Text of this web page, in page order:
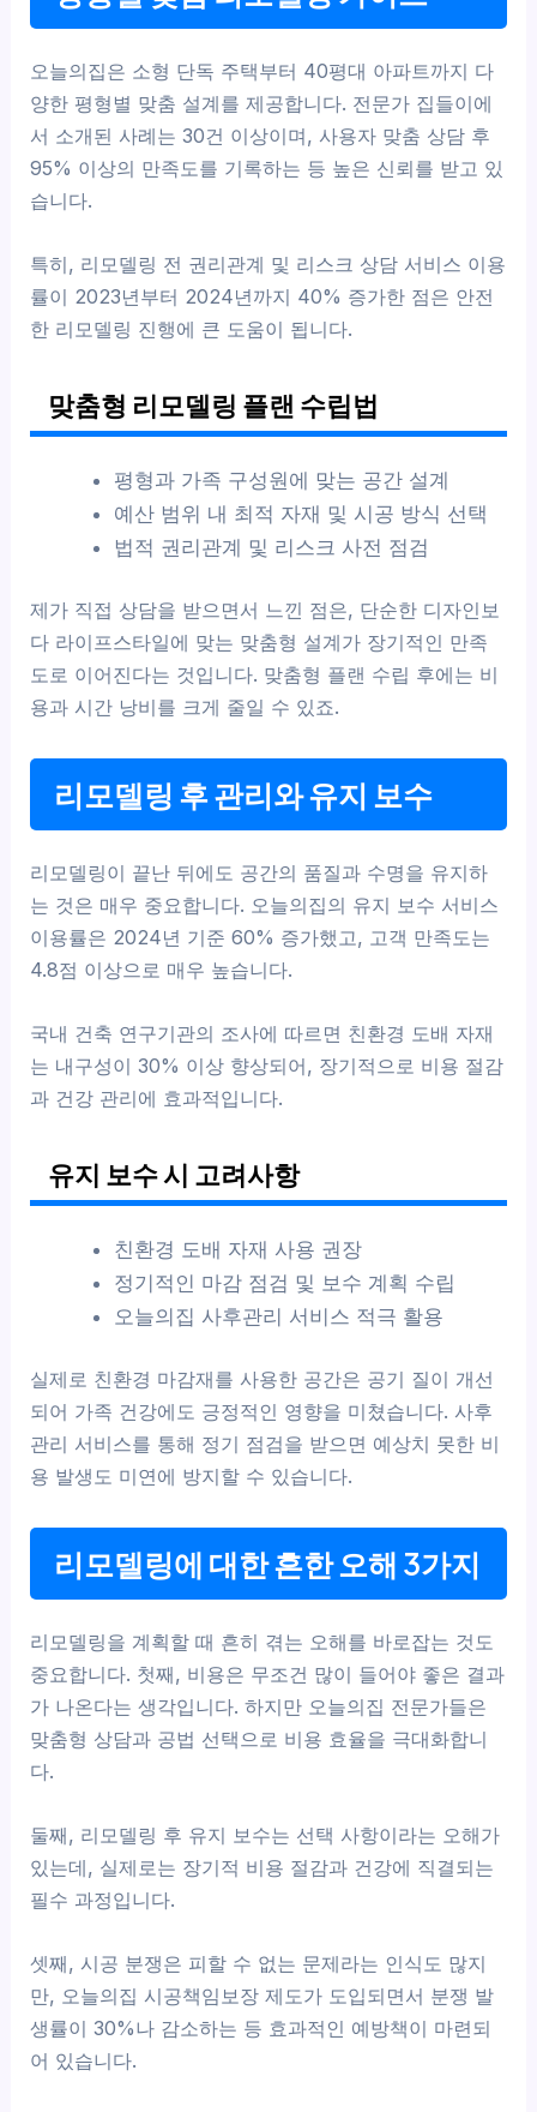
오늘의집은 소형 단독 주택부터 40평대 아파트까지 다
양한 평형별 맞춤 설계를 제공합니다. 전문가 집들이에
서 소개된 사례는 30건 이상이며, 사용자 맞춤 상담 후
95% 이상의 만족도를 기록하는 등 높은 신뢰를 받고 있
습니다.
특히, 리모델링 전 권리관계 및 리스크 상담 서비스 이용
률이 2023년부터 2024년까지 40% 증가한 점은 안전
한 리모델링 진행에 큰 도움이 됩니다.
맞춤형 리모델링 플랜 수립법
평형과 가족 구성원에 맞는 공간 설계
예산 범위 내 최적 자재 및 시공 방식 선택
법적 권리관계 및 리스크 사전 점검
제가 직접 상담을 받으면서 느낀 점은, 단순한 디자인보
다 라이프스타일에 맞는 맞춤형 설계가 장기적인 만족
도로 이어진다는 것입니다. 맞춤형 플랜 수립 후에는 비
용과 시간 낭비를 크게 줄일 수 있죠.
리모델링 후 관리와 유지 보수
리모델링이 끝난 뒤에도 공간의 품질과 수명을 유지하
는 것은 매우 중요합니다. 오늘의집의 유지 보수 서비스
이용률은 2024년 기준 60% 증가했고, 고객 만족도는
4.8점 이상으로 매우 높습니다.
국내 건축 연구기관의 조사에 따르면 친환경 도배 자재
는 내구성이 30% 이상 향상되어, 장기적으로 비용 절감
과 건강 관리에 효과적입니다.
유지 보수 시 고려사항
친환경 도배 자재 사용 권장
정기적인 마감 점검 및 보수 계획 수립
오늘의집 사후관리 서비스 적극 활용
실제로 친환경 마감재를 사용한 공간은 공기 질이 개선
되어 가족 건강에도 긍정적인 영향을 미쳤습니다. 사후
관리 서비스를 통해 정기 점검을 받으면 예상치 못한 비
용 발생도 미연에 방지할 수 있습니다.
리모델링에 대한 흔한 오해 3가지
리모델링을 계획할 때 흔히 겪는 오해를 바로잡는 것도
중요합니다. 첫째, 비용은 무조건 많이 들어야 좋은 결과
가 나온다는 생각입니다. 하지만 오늘의집 전문가들은
맞춤형 상담과 공법 선택으로 비용 효율을 극대화합니
다.
둘째, 리모델링 후 유지 보수는 선택 사항이라는 오해가
있는데, 실제로는 장기적 비용 절감과 건강에 직결되는
필수 과정입니다.
셋째, 시공 분쟁은 피할 수 없는 문제라는 인식도 많지
만, 오늘의집 시공책임보장 제도가 도입되면서 분쟁 발
생률이 30%나 감소하는 등 효과적인 예방책이 마련되
어 있습니다.